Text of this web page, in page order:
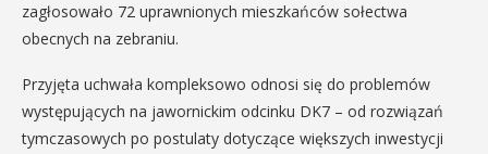
zagłosowało 72 uprawnionych mieszkańców sołectwa
obecnych na zebraniu.
Przyjęta uchwała kompleksowo odnosi się do problemów
występujących na jawornickim odcinku DK7 – od rozwiązań
tymczasowych po postulaty dotyczące większych inwestycji